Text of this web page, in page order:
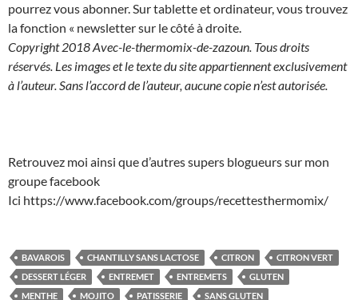
pourrez vous abonner. Sur tablette et ordinateur, vous trouvez
la fonction « newsletter sur le côté à droite.
Copyright 2018 Avec-le-thermomix-de-zazoun. Tous droits
réservés. Les images et le texte du site appartiennent exclusivement
à l’auteur. Sans l’accord de l’auteur, aucune copie n’est autorisée.
Retrouvez moi ainsi que d’autres supers blogueurs sur mon
groupe facebook
Ici https://www.facebook.com/groups/recettesthermomix/
BAVAROIS CHANTILLY SANS LACTOSE CITRON
CITRON VERT
DESSERT LÉGER
ENTREMET ENTREMETS
GLUTEN
MENTHE
MOJITO PATISSERIE
SANS GLUTEN